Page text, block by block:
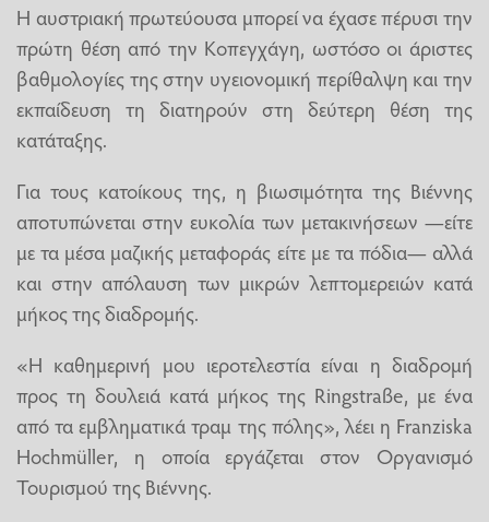
Η αυστριακή πρωτεύουσα μπορεί να έχασε πέρυσι την
πρώτη θέση από την Κοπεγχάγη, ωστόσο οι άριστες
βαθμολογίες της στην υγειονομική περίθαλψη και την
εκπαίδευση τη διατηρούν στη δεύτερη θέση της
κατάταξης.
Για τους κατοίκους της, η βιωσιμότητα της Βιέννης
αποτυπώνεται στην ευκολία των μετακινήσεων —είτε
με τα μέσα μαζικής μεταφοράς είτε με τα πόδια— αλλά
και στην απόλαυση των μικρών λεπτομερειών κατά
μήκος της διαδρομής.
«Η καθημερινή μου ιεροτελεστία είναι η διαδρομή
προς τη δουλειά κατά μήκος της Ringstraße, με ένα
από τα εμβληματικά τραμ της πόλης», λέει η Franziska
Hochmüller, η οποία εργάζεται στον Οργανισμό
Τουρισμού της Βιέννης.